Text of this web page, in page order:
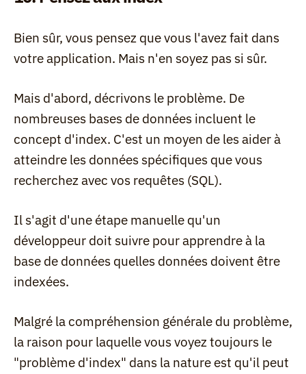
Bien sûr, vous pensez que vous l'avez fait dans
votre application. Mais n'en soyez pas si sûr.
Mais d'abord, décrivons le problème. De
nombreuses bases de données incluent le
concept d'index. C'est un moyen de les aider à
atteindre les données spécifiques que vous
recherchez avec vos requêtes (SQL).
Il s'agit d'une étape manuelle qu'un
développeur doit suivre pour apprendre à la
base de données quelles données doivent être
indexées.
Malgré la compréhension générale du problème,
la raison pour laquelle vous voyez toujours le
"problème d'index" dans la nature est qu'il peut